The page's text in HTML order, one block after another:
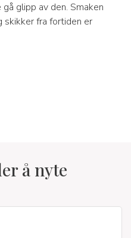
glipp av den. Smaken
skikker fra fortiden er
å nyte